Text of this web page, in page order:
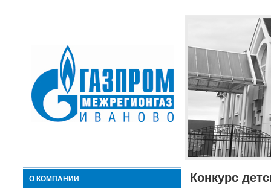
О КОМПАНИИ Конкурс